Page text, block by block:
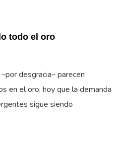
todo el oro
desgracia– parecen
en el oro, hoy que la demanda
sigue siendo